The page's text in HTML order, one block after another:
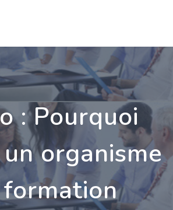
: Pourquoi
organisme